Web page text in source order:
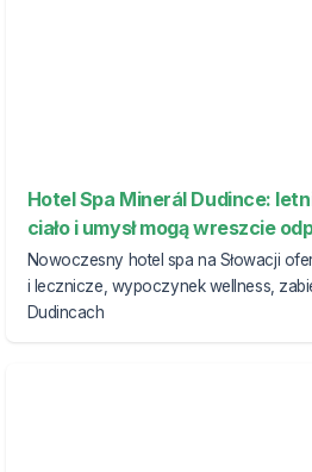
Hotel Spa Minerál Dudince:
ciało i umysł mogą wreszcie
Nowoczesny hotel spa na Słowacji
i lecznicze, wypoczynek wellness,
Dudincach